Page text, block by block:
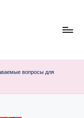
вопросы для